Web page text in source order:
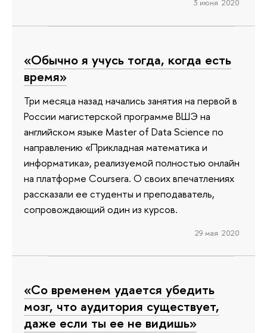
3 июня 2020
«Обычно я учусь тогда, когда есть
время»
Три месяца назад начались занятия на первой в
России магистерской программе ВШЭ на
английском языке Master of Data Scienсe по
направлению «Прикладная математика и
информатика», реализуемой полностью онлайн
на платформе Coursera. О своих впечатлениях
рассказали ее студенты и преподаватель,
сопровождающий один из курсов.
29 мая 2020
«Со временем удается убедить
мозг, что аудитория существует,
даже если ты ее не видишь»